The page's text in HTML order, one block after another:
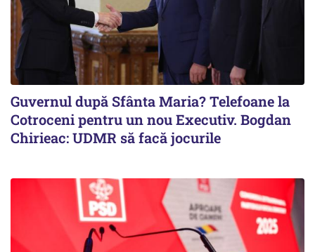
Guvernul după Sfânta Maria? Telefoane la
Cotroceni pentru un nou Executiv. Bogdan
Chirieac: UDMR să facă jocurile